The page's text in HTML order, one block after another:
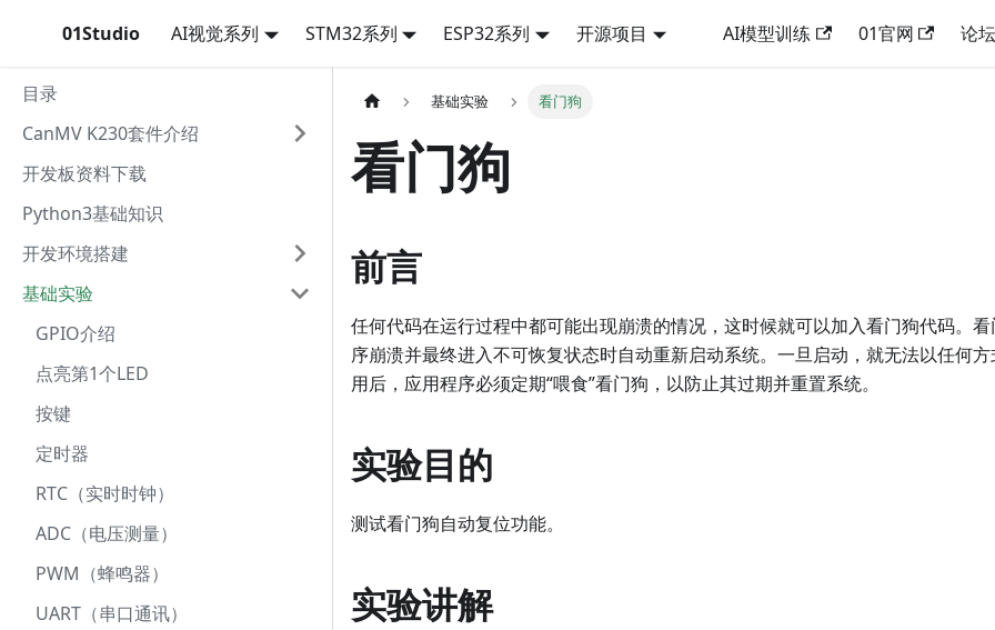
01Studio AI视觉系列 STM32系列 ESP32系列 开源项目 AI模型训练 01官网 论坛
目录
CanMV K230套件介绍
开发板资料下载
Python3基础知识
开发环境搭建
基础实验
GPIO介绍
点亮第1个LED
按键
定时器
RTC（实时时钟）
ADC（电压测量）
PWM（蜂鸣器）
UART（串口通讯）
基础实验 看门狗
看门狗
前言
任何代码在运行过程中都可能出现崩溃的情况，这时候就可以加入看门狗代码。
序崩溃并最终进入不可恢复状态时自动重新启动系统。一旦启动，就无法以任何
用后，应用程序必须定期“喂食”看门狗，以防止其过期并重置系统。
实验目的
测试看门狗自动复位功能。
实验讲解